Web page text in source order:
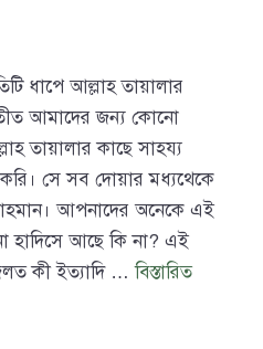
ধাপে আল্লাহ তায়ালার
আমাদের জন্য কোনো
তায়ালার কাছে সাহয্য
সে সব দোয়ার মধ্যথেকে
আপনাদের অনেকে এই
হাদিসে আছে কি না? এই
কী ইত্যাদি …বিস্তারিত